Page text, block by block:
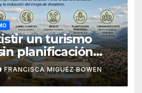
un turismo
planificación
FRANCISCA MIGUEZ BOWEN